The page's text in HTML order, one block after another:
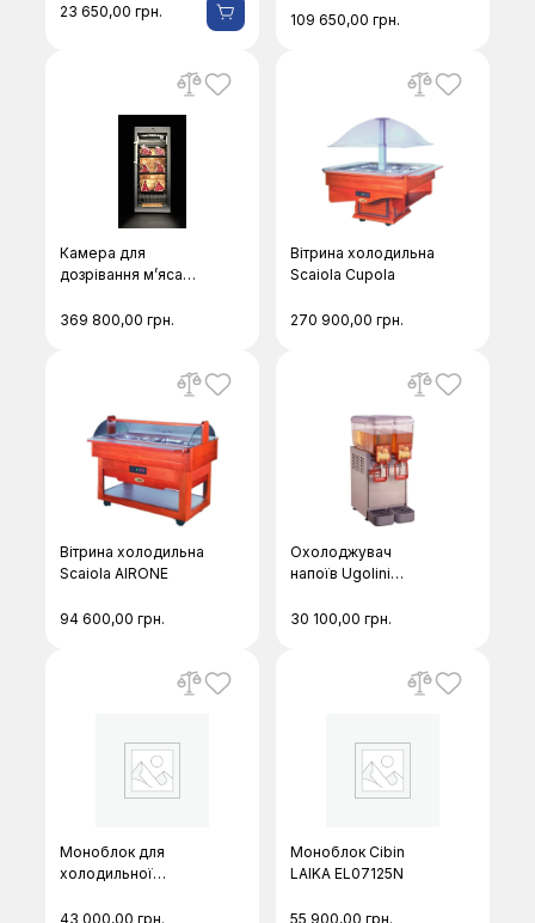
23 650,00грн.
109 650,00грн.
Камера для
дозрівання м’яса
Premium
369 800,00грн.
Вітрина холодильна
Scaiola Cupola
270 900,00грн.
Вітрина холодильна
Scaiola AIRONE
94 600,00грн.
Охолоджувач
напоїв Ugolini
30 100,00грн.
Моноблок для
холодильної
LAIKA EL06125N
43 000,00грн.
Моноблок Cibin
LAIKA EL07125N
55 900,00грн.